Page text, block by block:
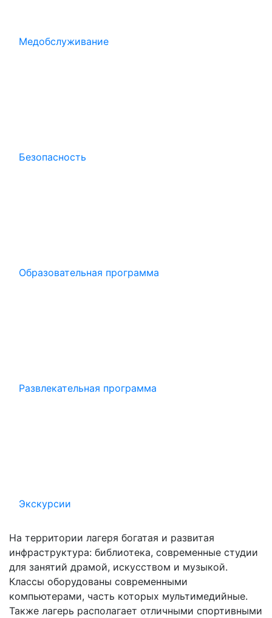
Медобслуживание
Безопасность
Образовательная программа
Развлекательная программа
Экскурсии
На территории лагеря богатая и развитая
инфраструктура: библиотека, современные студии
для занятий драмой, искусством и музыкой.
Классы оборудованы современными
компьютерами, часть которых мультимедийные.
Также лагерь располагает отличными спортивными